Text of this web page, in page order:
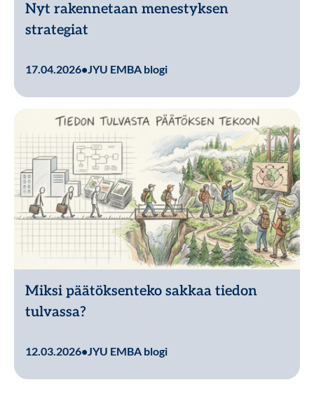
Nyt rakennetaan menestyksen
strategiat
17.04.2026•JYU EMBA blogi
Miksi päätöksenteko sakkaa tiedon
tulvassa?
12.03.2026• JYU EMBA blogi